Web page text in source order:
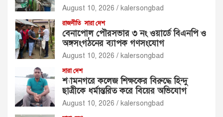
August 10, 2026 kalersongbad
রাজনীতি সারা দেশ
বেনাপোল পৌরসভার ৩ নং ওয়ার্ডে বিএনপি ও
অঙ্গসংগঠনের ব্যাপক গণসংযোগ
August 10, 2026 kalersongbad
সারা দেশ
শ্যামনগরে কলেজ শিক্ষকের বিরুদ্ধে হিন্দু
ছাত্রীকে ধর্মান্তরিত করে বিয়ের অভিযোগ
August 10, 2026 kalersongbad